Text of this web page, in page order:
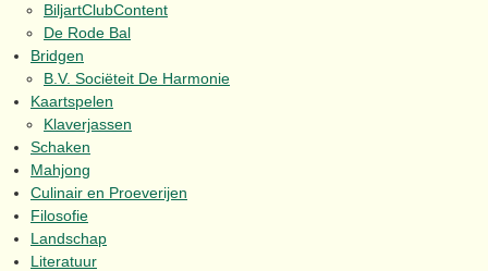
BiljartClubContent
De Rode Bal
Bridgen
B.V. Sociëteit De Harmonie
Kaartspelen
Klaverjassen
Schaken
Mahjong
Culinair en Proeverijen
Filosofie
Landschap
Literatuur